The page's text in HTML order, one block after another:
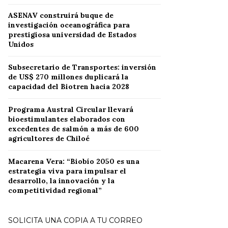
ASENAV construirá buque de
investigación oceanográfica para
prestigiosa universidad de Estados
Unidos
Subsecretario de Transportes: inversión
de US$ 270 millones duplicará la
capacidad del Biotren hacia 2028
Programa Austral Circular llevará
bioestimulantes elaborados con
excedentes de salmón a más de 600
agricultores de Chiloé
Macarena Vera: “Biobío 2050 es una
estrategia viva para impulsar el
desarrollo, la innovación y la
competitividad regional”
SOLICITA UNA COPIA A TU CORREO